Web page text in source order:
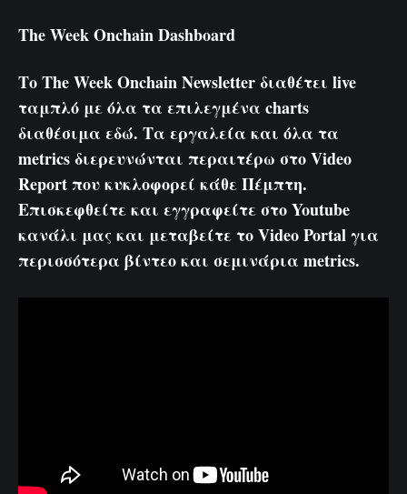
The Week Onchain Dashboard
Το The Week Onchain Newsletter διαθέτει live
ταμπλό με όλα τα επιλεγμένα charts
διαθέσιμα εδώ. Τα εργαλεία και όλα τα
metrics διερευνώνται περαιτέρω στο Video
Report που κυκλοφορεί κάθε Πέμπτη.
Επισκεφθείτε και εγγραφείτε στοYoutube
κανάλι μαςκαι μεταβείτε τοVideo Portalγια
περισσότερα βίντεο και σεμινάρια metrics.